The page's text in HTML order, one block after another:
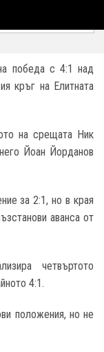
победа с 4:1 над
кръг на Елитната
на срещата Ник
Йоан Йорданов
за 2:1, но в края
аванса от
четвъртото
4:1.
положения, но не